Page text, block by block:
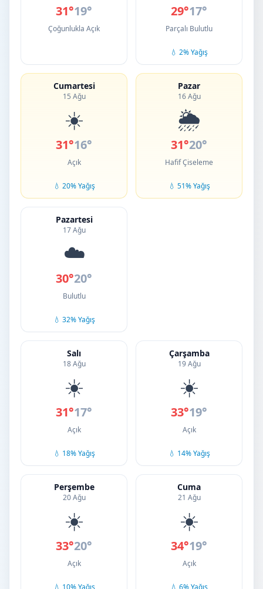
31°19°
Çoğunlukla Açık
29°17°
Parçalı Bulutlu
💧 2% Yağış
Cumartesi
15 Ağu
☀️
31°16°
Açık
💧 20% Yağış
Pazar
16 Ağu
🌦️
31°20°
Hafif Çiseleme
💧 51% Yağış
Pazartesi
17 Ağu
☁️
30°20°
Bulutlu
💧 32% Yağış
Salı
18 Ağu
☀️
31°17°
Açık
💧 18% Yağış
Çarşamba
19 Ağu
☀️
33°19°
Açık
💧 14% Yağış
Perşembe
20 Ağu
☀️
33°20°
Açık
💧 10% Yağış
Cuma
21 Ağu
☀️
34°19°
Açık
💧 6% Yağış